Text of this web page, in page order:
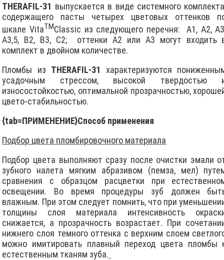
THERAFIL-31 выпускается в виде системного
содержащего пасты четырех цветовых оттенков
шкале VitaTMClassic из следующего перечня: A1, A2,
A3,5, B2, В3, C2; оттенки А2 или А3 могут входить
комплект в двойном количестве.
Пломбы из THERAFIL-31
хаpактеpизуются
усадочным стрессом, высокой твердостью
износостойкостью, оптимальной прозрачностью,
цвето-стабильностью.
{tab=ПРИМЕНЕНИЕ}Способ применения
Подбор цвета пломбировочного материала
Подбор цвета выполняют сразу после очистки эмали
зубного налета мягким абразивом (пемза, мел)
сравнения с образцом расцветки при
освещении. Во время процедуры зуб должен
влажным. При этом следует помнить, что при
толщины слоя материала интенсивность
снижается, а прозрачность возрастает. При
нижнего слоя темного оттенка с верхним слоем
можно имитировать плавный переход цвета пломбы
естественным тканям зуба.